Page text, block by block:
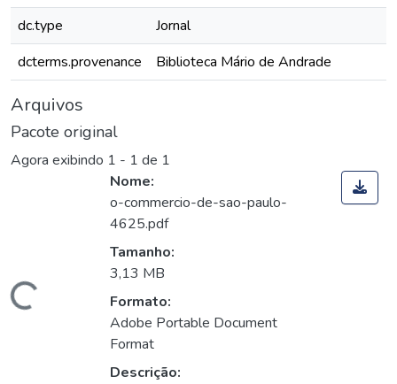
dc.type
Jornal
dcterms.provenance
Biblioteca Mário de Andrade
Arquivos
Pacote original
Agora exibindo 1 - 1 de 1
Carregando...
Nome:
o-commercio-de-sao-paulo-
4625.pdf
Tamanho:
3,13 MB
Formato:
Adobe Portable Document
Format
Descrição: